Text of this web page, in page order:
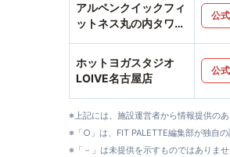
アルペンクイックフィ
ットネス丸の内タワー
公式
ホットヨガスタジオ
LOIVE名古屋店
公式
※上記には、施設運営者から情報提供の
※「○」は、FIT PALETTE編集部が独自
※「－」は未提供を示すものではありま